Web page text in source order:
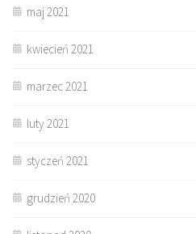
maj 2021
kwiecień 2021
marzec 2021
luty 2021
styczeń 2021
grudzień 2020